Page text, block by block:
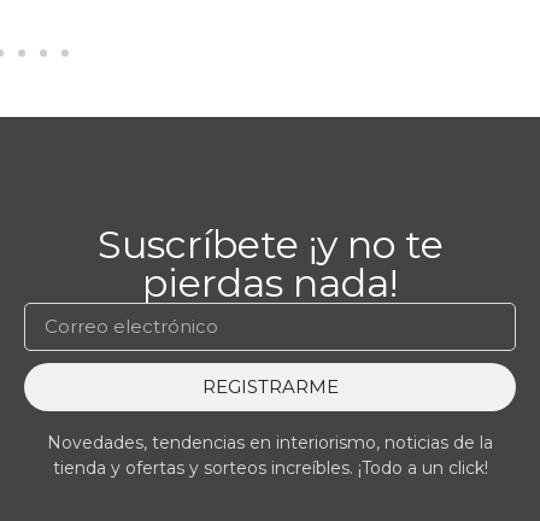
Suscríbete ¡y no te
pierdas nada!
REGISTRARME
Novedades, tendencias en interiorismo, noticias de la
tienda y ofertas y sorteos increíbles. ¡Todo a un click!